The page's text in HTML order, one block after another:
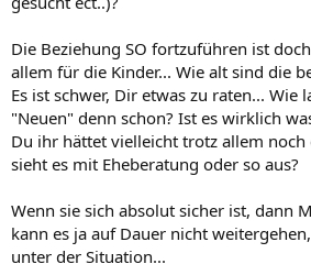
Die Beziehung SO fortzuführen ist
allem für die Kinder... Wie alt sind die
Es ist schwer, Dir etwas zu raten... Wie
"Neuen" denn schon? Ist es wirklich
Du ihr hättet vielleicht trotz allem noch
sieht es mit Eheberatung oder so aus?
Wenn sie sich absolut sicher ist, dann
kann es ja auf Dauer nicht
unter der Situation...